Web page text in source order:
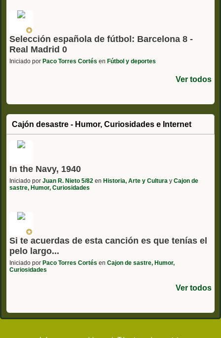
Selección española de fútbol: Barcelona 8 -
Real Madrid 0
Iniciado por Paco Torres Cortés en Fútbol y deportes
Ver todos
Cajón desastre - Humor, Curiosidades e Internet
In the Navy, 1940
Iniciado por Juan R. Nieto 5/82 en Historia, Arte y Cultura y Cajon de
sastre, Humor, Curiosidades
Si te acuerdas de esta canción es que tenías el
pelo largo...
Iniciado por Paco Torres Cortés en Cajon de sastre, Humor,
Curiosidades
Ver todos